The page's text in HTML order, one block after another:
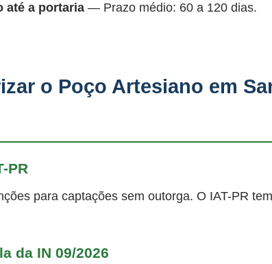
até a portaria — Prazo médio: 60 a 120 dias.
o Poço Artesiano em
PR
para captações sem outorga. O IAT-PR
da IN 09/2026